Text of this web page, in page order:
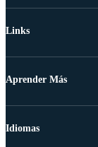
Links
Aprender Más
Idiomas